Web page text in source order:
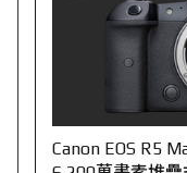
Canon EOS R5